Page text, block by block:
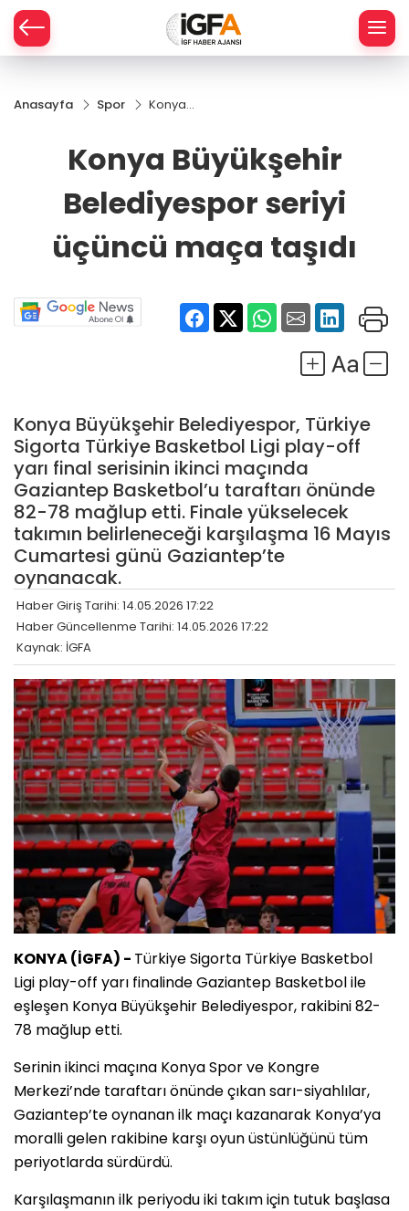
Anasayfa Spor
Konya
seriyi üçüncü
maça taşıdı
Konya Büyükşehir
Belediyespor seriyi
üçüncü maça taşıdı
Konya Büyükşehir Belediyespor, Türkiye
Sigorta Türkiye Basketbol Ligi play-off
yarı final serisinin ikinci maçında
Gaziantep Basketbol’u taraftarı önünde
82-78 mağlup etti. Finale yükselecek
takımın belirleneceği karşılaşma 16 Mayıs
Cumartesi günü Gaziantep’te
oynanacak.
Haber Giriş Tarihi: 14.05.2026 17:22
Haber Güncellenme Tarihi: 14.05.2026 17:22
Kaynak: İGFA
KONYA (İGFA) - Türkiye Sigorta Türkiye Basketbol
Ligi play-off yarı finalinde Gaziantep Basketbol ile
eşleşen Konya Büyükşehir Belediyespor, rakibini 82-
78 mağlup etti.
Serinin ikinci maçına Konya Spor ve Kongre
Merkezi’nde taraftarı önünde çıkan sarı-siyahlılar,
Gaziantep’te oynanan ilk maçı kazanarak Konya’ya
moralli gelen rakibine karşı oyun üstünlüğünü tüm
periyotlarda sürdürdü.
Karşılaşmanın ilk periyodu iki takım için tutuk başlasa